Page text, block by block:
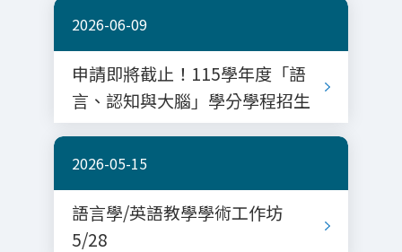
2026-06-09
申請即將截止！115學年度「語
言、認知與大腦」學分學程招生
2026-05-15
語言學/英語教學學術工作坊
5/28